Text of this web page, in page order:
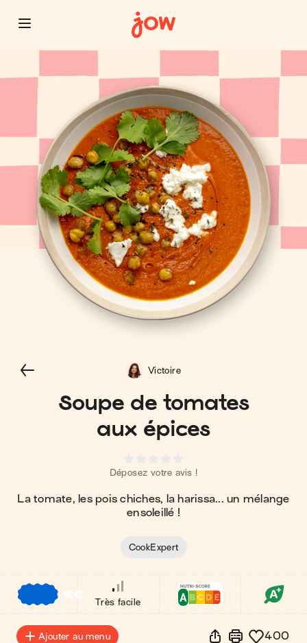
Soupe de tomates
aux épices
Déposez votre avis !
La tomate, les pois chiches, la harissa... un mélange
ensoleillé !
Victoire
CookExpert
€€
Très facile
Ajouter au menu 400